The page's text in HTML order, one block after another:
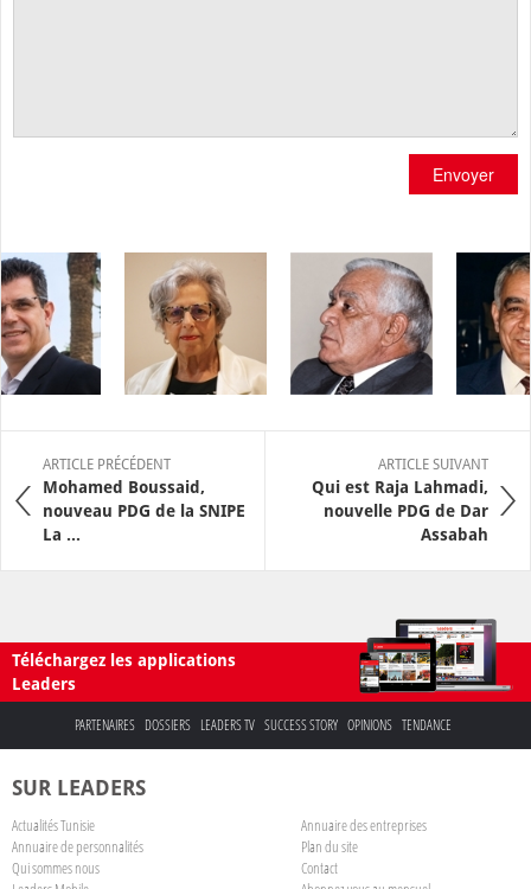
Envoyer
ARTICLE PRÉCÉDENT
Mohamed Boussaid,
nouveau PDG de la SNIPE
La ...
ARTICLE SUIVANT
Qui est Raja Lahmadi,
nouvelle PDG de Dar
Assabah
Téléchargez les applications
Leaders
PARTENAIRES DOSSIERS LEADERS TV SUCCESS STORY OPINIONS TENDANCE
SUR LEADERS
Actualités Tunisie
Annuaire des entreprises
Annuaire de personnalités
Plan du site
Qui sommes nous
Contact